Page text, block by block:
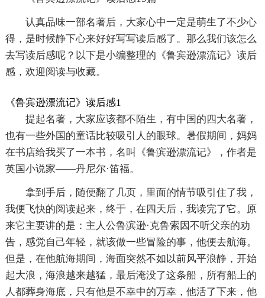
认真品味一部名著后，大家心中一定是萌生了不少心
得，是时候静下心来好好写写读后感了。那么我们该怎么
去写读后感呢？以下是小编整理的《鲁宾逊漂流记》读后
感，欢迎阅读与收藏。
《鲁宾逊漂流记》读后感1
提起名著，大家应该都不陌生，有中国的四大名著，
也有一些外国的童话比较吸引人的眼球。暑假期间，妈妈
在书店给我买了一本书，名叫《鲁滨逊漂流记》，作者是
英国小说家——丹尼尔·笛福。
拿到手后，随便翻了几页，里面的情节吸引住了我，
我便飞快的阅读起来，终于，在四天后，我读完了它。原
来它主要讲的是：主人公鲁滨逊·克鲁索因不听父亲的劝
告，感觉自己年轻，就该做一些冒险的事，他便去航海。
但是，在他航海期间，海面突然不如以前风平浪静，开始
起大浪，海浪越来越猛，最后淹没了这条船，所有船上的
人都葬身海底，只有他是不幸中的万幸，他活了下来，他